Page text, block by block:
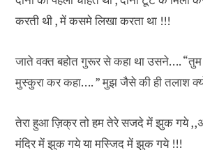
करती थी , में कसमे लिखा करता था !!!
जाते वक्त बहोत गुरूर से कहा था उसने….
मुस्कुरा कर कहा…. ” मुझ जैसे की ही तलाश
तेरा हुआ ज़िक्र तो हम तेरे सजदे में झुक गये
मंदिर में झुक गये या मस्जिद में झुक गये !!!